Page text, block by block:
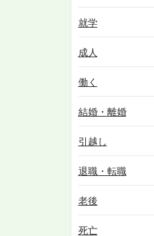
就学
成人
働く
結婚・離婚
引越し
退職・転職
老後
死亡